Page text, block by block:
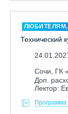
ЛЮБИТЕЛЯМ,
Технический
Сочи, ГК
Доп.
Лектор:
Программа